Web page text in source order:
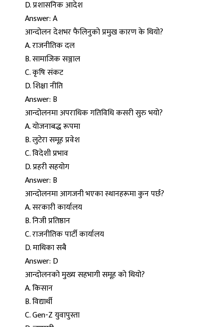
D. प्रशासनिक आदेश
Answer: A
आन्दोलन देशभर फैलिनुको प्रमुख कारण के थियो?
A. राजनीतिक दल
B. सामाजिक सञ्जाल
C. कृषि संकट
D. शिक्षा नीति
Answer: B
आन्दोलनमा अपराधिक गतिविधि कसरी सुरु भयो?
A. योजनाबद्ध रूपमा
B. लुटेरा समूह प्रवेश
C. विदेशी प्रभाव
D. प्रहरी सहयोग
Answer: B
आन्दोलनमा आगजनी भएका स्थानहरूमा कुन पर्छ?
A. सरकारी कार्यालय
B. निजी प्रतिष्ठान
C. राजनीतिक पार्टी कार्यालय
D. माथिका सबै
Answer: D
आन्दोलनको मुख्य सहभागी समूह को थियो?
A. किसान
B. विद्यार्थी
C. Gen-Z युवापुस्ता